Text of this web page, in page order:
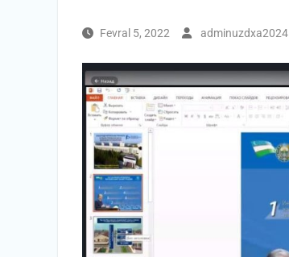
Fevral 5, 2022 adminuzdxa2024